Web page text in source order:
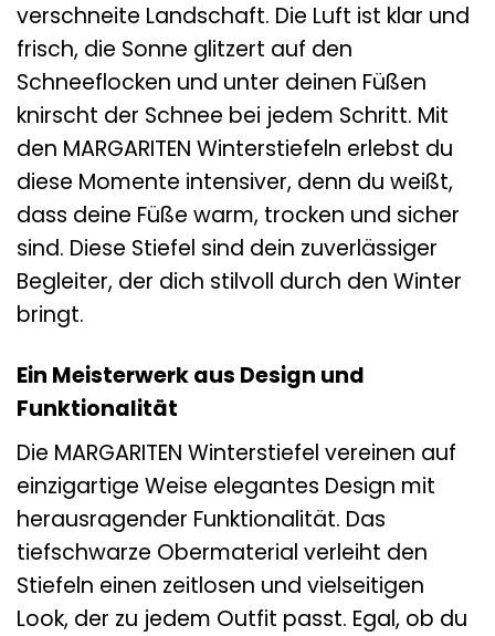
verschneite Landschaft. Die Luft ist klar und
frisch, die Sonne glitzert auf den
Schneeflocken und unter deinen Füßen
knirscht der Schnee bei jedem Schritt. Mit
den MARGARITEN Winterstiefeln erlebst du
diese Momente intensiver, denn du weißt,
dass deine Füße warm, trocken und sicher
sind. Diese Stiefel sind dein zuverlässiger
Begleiter, der dich stilvoll durch den Winter
bringt.
Ein Meisterwerk aus Design und
Funktionalität
Die MARGARITEN Winterstiefel vereinen auf
einzigartige Weise elegantes Design mit
herausragender Funktionalität. Das
tiefschwarze Obermaterial verleiht den
Stiefeln einen zeitlosen und vielseitigen
Look, der zu jedem Outfit passt. Egal, ob du